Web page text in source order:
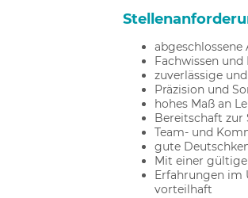
abgeschlossene
Fachwissen und
zuverlässige
Präzision und
hohes Maß an
Bereitschaft zur
Team- und
gute
Mit einer
Erfahrungen im
vorteilhaft